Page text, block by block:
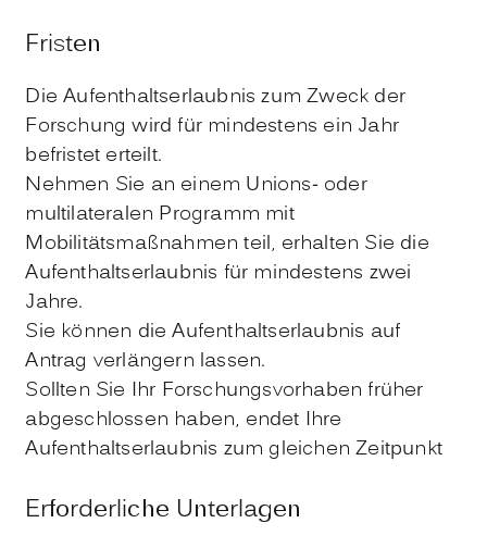
Fristen
Die Aufenthaltserlaubnis zum Zweck der
Forschung wird für mindestens ein Jahr
befristet erteilt.
Nehmen Sie an einem Unions- oder
multilateralen Programm mit
Mobilitätsmaßnahmen teil, erhalten Sie die
Aufenthaltserlaubnis für mindestens zwei
Jahre.
Sie können die Aufenthaltserlaubnis auf
Antrag verlängern lassen.
Sollten Sie Ihr Forschungsvorhaben früher
abgeschlossen haben, endet Ihre
Aufenthaltserlaubnis zum gleichen Zeitpunkt
Erforderliche Unterlagen